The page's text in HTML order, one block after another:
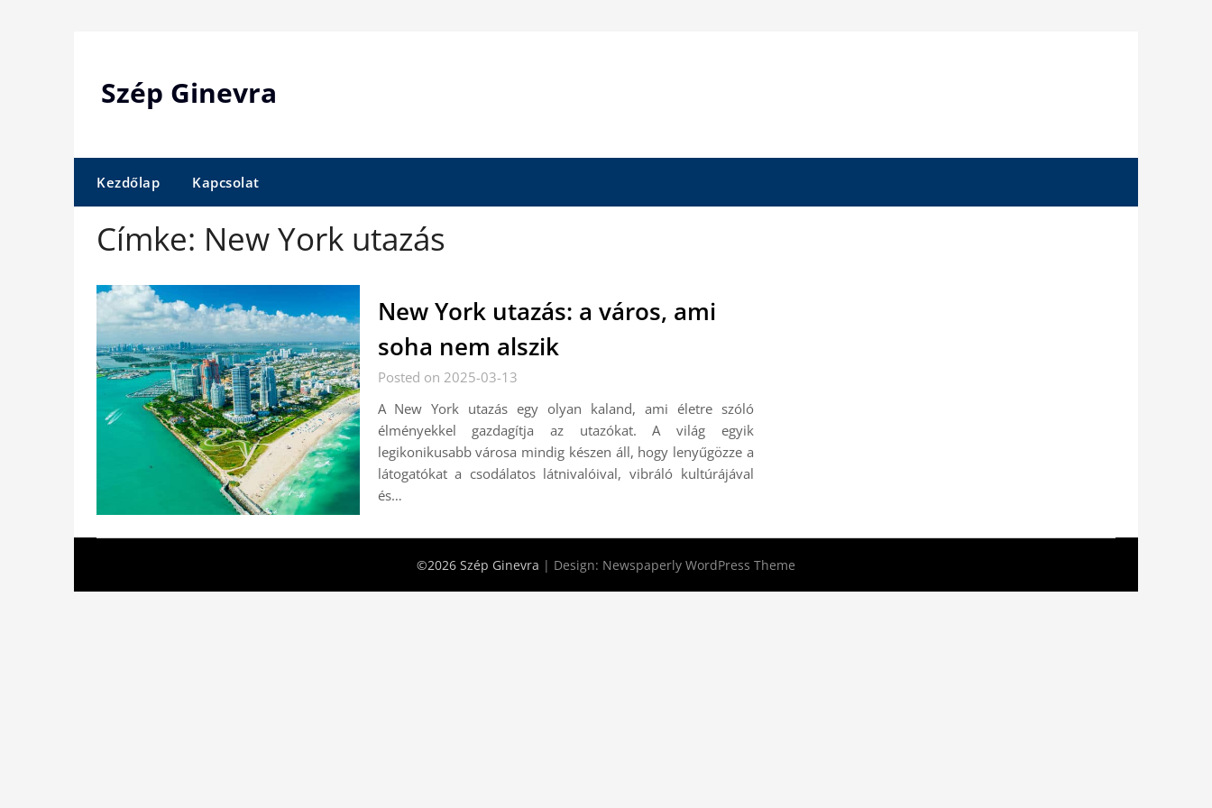
Szép Ginevra
Kezdőlap Kapcsolat
Címke: New York utazás
New York utazás: a város, ami
soha nem alszik
Posted on 2025-03-13
A New York utazás egy olyan kaland, ami életre szóló
élményekkel gazdagítja az utazókat. A világ egyik
legikonikusabb városa mindig készen áll, hogy lenyűgözze a
látogatókat a csodálatos látnivalóival, vibráló kultúrájával
és…
©2026 Szép Ginevra | Design: Newspaperly WordPress Theme